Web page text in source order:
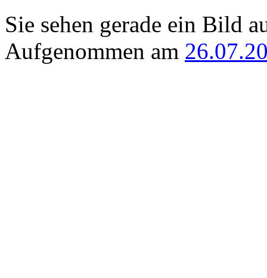
Sie sehen gerade ein Bild
Aufgenommen am